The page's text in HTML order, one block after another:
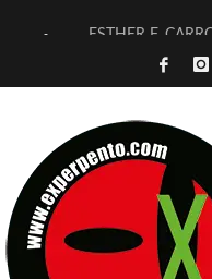
ESTHER F.
[TERRA DE
TIMBRE 4, LA
30 AÑOS (NO ES
D’BALDOMEROS